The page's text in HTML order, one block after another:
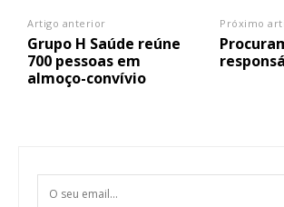
Artigo anterior
Grupo H Saúde reúne
700 pessoas em
almoço-convívio
Próximo